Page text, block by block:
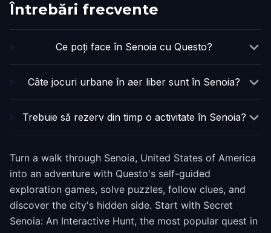
Întrebări frecvente
Ce poți face în Senoia cu Questo?
Câte jocuri urbane în aer liber sunt în Senoia?
Trebuie să rezerv din timp o activitate în Senoia?
Turn a walk through Senoia, United States of America
into an adventure with Questo's self-guided
exploration games, solve puzzles, follow clues, and
discover the city's hidden side. Start with Secret
Senoia: An Interactive Hunt, the most popular quest in